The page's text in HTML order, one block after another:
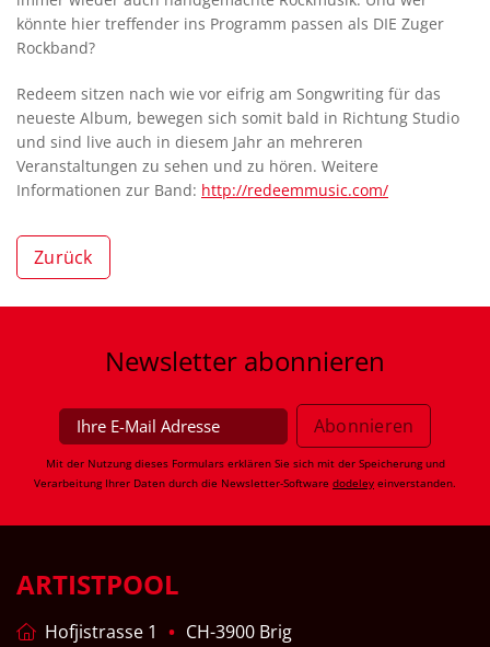
könnte hier treffender ins Programm passen als DIE Zuger
Rockband?
Redeem sitzen nach wie vor eifrig am Songwriting für das
neueste Album, bewegen sich somit bald in Richtung Studio
und sind live auch in diesem Jahr an mehreren
Veranstaltungen zu sehen und zu hören. Weitere
Informationen zur Band: http://redeemmusic.com/
Zurück
Newsletter abonnieren
Mit der Nutzung dieses Formulars erklären Sie sich mit der Speicherung und
Verarbeitung Ihrer Daten durch die Newsletter-Software dodeley einverstanden.
ARTISTPOOL
Hofjistrasse 1 CH-3900 Brig